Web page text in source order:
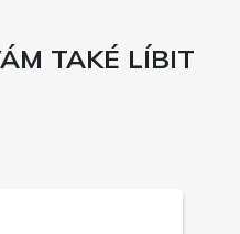
TAKÉ LÍBIT